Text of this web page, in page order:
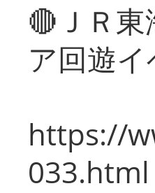
🔴ＪＲ
ア回遊
https://
033.html